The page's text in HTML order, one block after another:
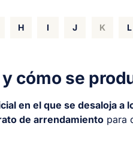
H I J K L
cómo se
en el que se desaloja a
de arrendamiento para